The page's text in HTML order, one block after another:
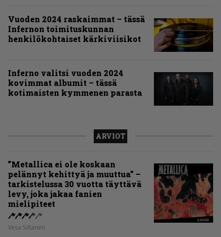
Vuoden 2024 raskaimmat – tässä
Infernon toimituskunnan
henkilökohtaiset kärkiviisikot
Inferno valitsi vuoden 2024
kovimmat albumit – tässä
kotimaisten kymmenen parasta
ARVIOT
”Metallica ei ole koskaan
pelännyt kehittyä ja muuttua” –
tarkistelussa 30 vuotta täyttävä
levy, joka jakaa fanien
mielipiteet
Vesa Siltanen